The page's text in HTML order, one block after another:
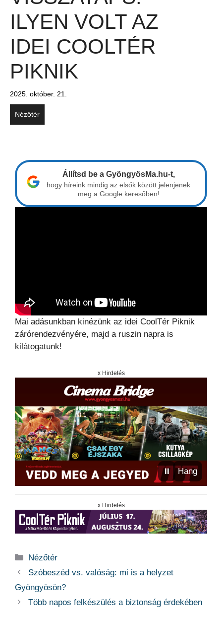
ILYEN VOLT AZ
IDEI COOLTÉR
PIKNIK
2025. október. 21.
Nézőtér
Állítsd be a GyöngyösMa.hu-t,
hogy híreink mindig az elsők között jelenjenek
meg a Google keresőben!
Mai adásunkban kinézünk az idei CoolTér Piknik
zárórendezvényére, majd a ruszin napra is
kilátogatunk!
x Hirdetés
⏸ Hang
x Hirdetés
Kategória
Nézőtér
Szóbeszéd vs. valóság: mi is a helyzet
Gyöngyösön?
Több napos felkészülés a biztonság érdekében